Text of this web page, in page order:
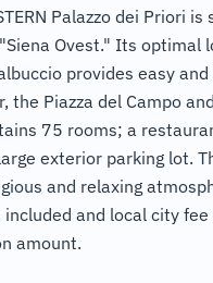
Palazzo dei Priori
Ovest." Its optimal
provides easy
the Piazza del Campo
75 rooms; a
exterior parking lot.
and relaxing
included and local city
amount.